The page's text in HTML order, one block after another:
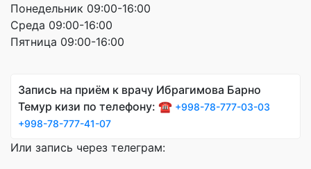
Понедельник 09:00-16:00
Среда 09:00-16:00
Пятница 09:00-16:00
Запись на приём к врачу Ибрагимова Барно
Темур кизи по телефону: ☎️ +998-78-777-03-03
+998-78-777-41-07
Или запись через телеграм: